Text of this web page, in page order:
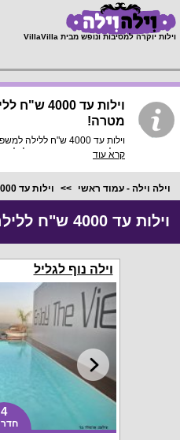
וילות יוקרה למסיבות ונופש מבית VillaVilla
וילות עד
מטרה!
וילות עד 4000 ש"ח
מכל סוג: תחגגו יום גיבוש לכל
קרא עוד
וילה וילה - עמוד ראשי וילות עד 4000 ש"ח ללילה
וילות עד 4000 ש"ח ללילה
וילה נוף לגליל
4